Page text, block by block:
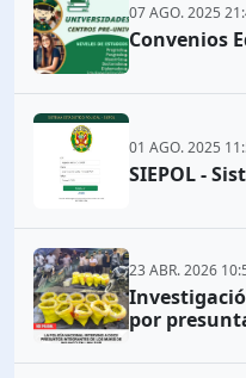
07 AGO. 2025
Convenios
01 AGO. 2025
SIEPOL -
23 ABR. 2026
por